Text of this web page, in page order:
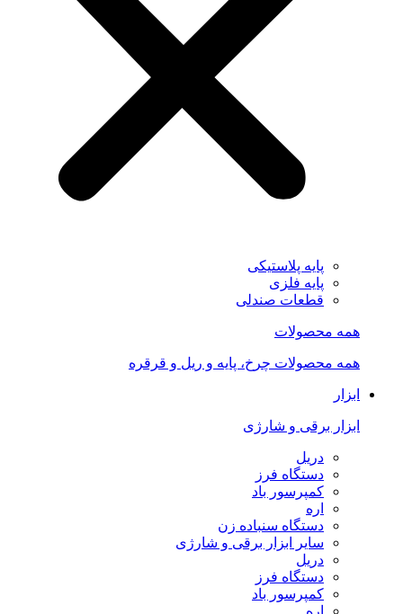
پایه پلاستیکی
پایه فلزی
قطعات صندلی
همه محصولات
همه محصولات چرخ، پایه و ریل و قرقره
ابزار
ابزار برقی و شارژی
دریل
دستگاه فرز
کمپرسور باد
اره
دستگاه سنباده زن
سایر ابزار برقی و شارژی
دریل
دستگاه فرز
کمپرسور باد
اره